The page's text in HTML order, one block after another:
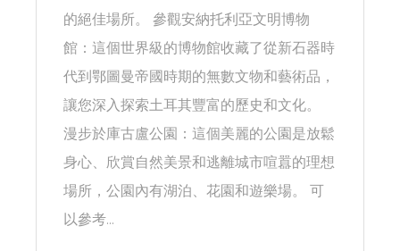
的絕佳場所。 參觀安納托利亞文明博物
館：這個世界級的博物館收藏了從新石器時
代到鄂圖曼帝國時期的無數文物和藝術品，
讓您深入探索土耳其豐富的歷史和文化。
漫步於庫古盧公園：這個美麗的公園是放鬆
身心、欣賞自然美景和逃離城市喧囂的理想
場所，公園內有湖泊、花園和遊樂場。 可
以參考...